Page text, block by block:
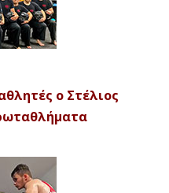
ο Στέλιος